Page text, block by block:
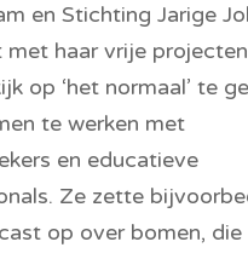
en Stichting Jarige
met haar vrije
op ‘het normaal’ te
te werken met
en educatieve
Ze zette
op over bomen, die